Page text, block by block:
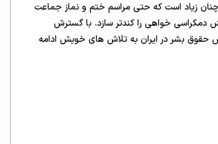
زياد است كه حتى مراسم ختم و نماز جماعت
دمكراسى خواهى را كندتر سازد. با گسترش
حقوق بشر در ايران به تلاش هاى خويش ادامه